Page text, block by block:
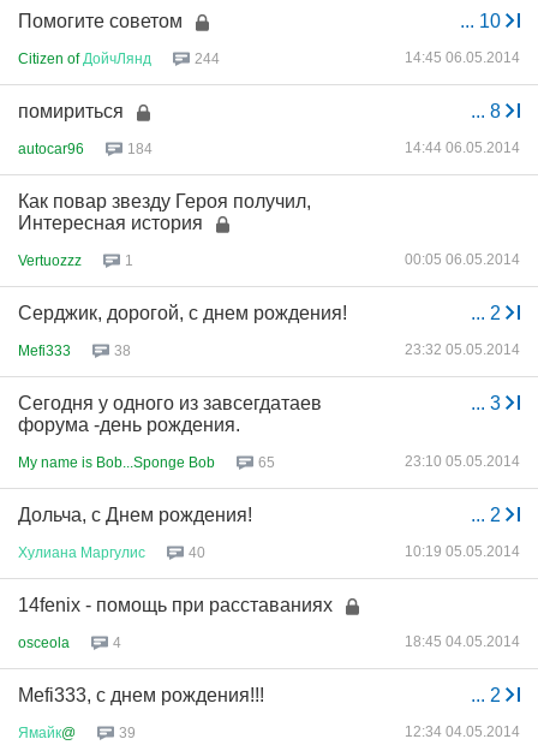
... 10
Помогите советом
Citizen of ДойчЛянд 244 14:45 06.05.2014
... 8
помириться
autocar96 184 14:44 06.05.2014
Как повар звезду Героя получил,
Интересная история
Vertuozzz 1 00:05 06.05.2014
... 2
Серджик, дорогой, с днем рождения!
Mefi333 38 23:32 05.05.2014
... 3
Сегодня у одного из завсегдатаев
форума -день рождения.
My name is Bob...Sponge Bob 65 23:10 05.05.2014
... 2
Дольча, с Днем рождения!
Хулиана Маргулис 40 10:19 05.05.2014
14fenix - помощь при расставаниях
osceola 4 18:45 04.05.2014
... 2
Mefi333, с днем рождения!!!
Ямайк@ 39 12:34 04.05.2014